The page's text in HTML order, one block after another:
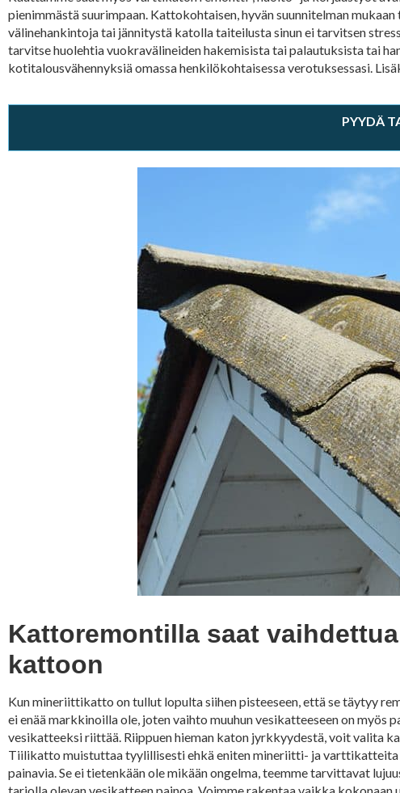
pienimmästä suurimpaan. Kattokohtaisen, hyvän suunnitelman
välinehankintoja tai jännitystä katolla taiteilusta sinun ei tarvitsen
tarvitse huolehtia vuokravälineiden hakemisista tai palautuksista tai
kotitalousvähennyksiä omassa henkilökohtaisessa verotuksessasi.
PYYDÄ
Kattoremontilla saat
kattoon
Kun mineriittikatto on tullut lopulta siihen pisteeseen, että se täytyy
ei enää markkinoilla ole, joten vaihto muuhun vesikatteeseen on myös
vesikatteeksi riittää. Riippuen hieman katon jyrkkyydestä, voit valita
Tiilikatto muistuttaa tyylillisesti ehkä eniten mineriitti- ja
painavia. Se ei tietenkään ole mikään ongelma, teemme tarvittavat